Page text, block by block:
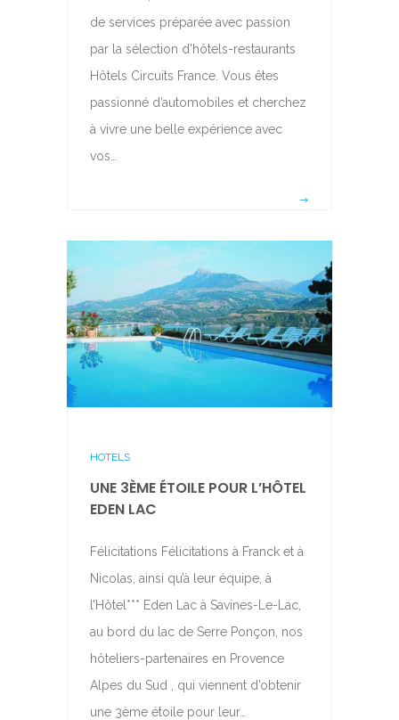
de services préparée avec passion
par la sélection d’hôtels-restaurants
Hôtels Circuits France. Vous êtes
passionné d’automobiles et cherchez
à vivre une belle expérience avec
vos…
HOTELS
UNE 3ÈME ÉTOILE POUR L’HÔTEL
EDEN LAC
Félicitations Félicitations à Franck et à
Nicolas, ainsi qu’à leur équipe, à
l’Hôtel*** Eden Lac à Savines-Le-Lac,
au bord du lac de Serre Ponçon, nos
hôteliers-partenaires en Provence
Alpes du Sud , qui viennent d’obtenir
une 3ème étoile pour leur…